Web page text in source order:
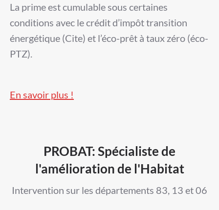
La prime est cumulable sous certaines
conditions avec le crédit d’impôt transition
énergétique (Cite) et l’éco-prêt à taux zéro (éco-
PTZ).
En savoir plus !
PROBAT: Spécialiste de
l'amélioration de l'Habitat
Intervention sur les départements 83, 13 et 06